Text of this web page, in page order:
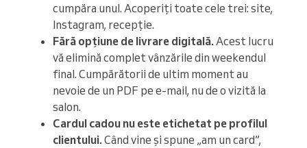
cumpăra unul. Acoperiți toate cele trei: site,
Instagram, recepție.
Fără opțiune de livrare digitală.Acest lucru
vă elimină complet vânzările din weekendul
final. Cumpărătorii de ultim moment au
nevoie de un PDF pe e-mail, nu de o vizită la
salon.
Cardul cadou nu este etichetat pe profilul
clientului.Când vine și spune „am un card”,